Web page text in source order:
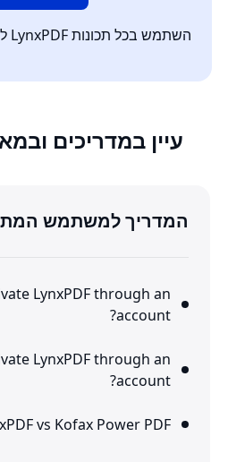
השתמש בכל תכונות LynxPDF למשך 14 יום, ללא עלות!
עיין במדריכים
המדריך למשתמש
LynxPDF through an
account?
LynxPDF through an
account?
vs Kofax Power PDF